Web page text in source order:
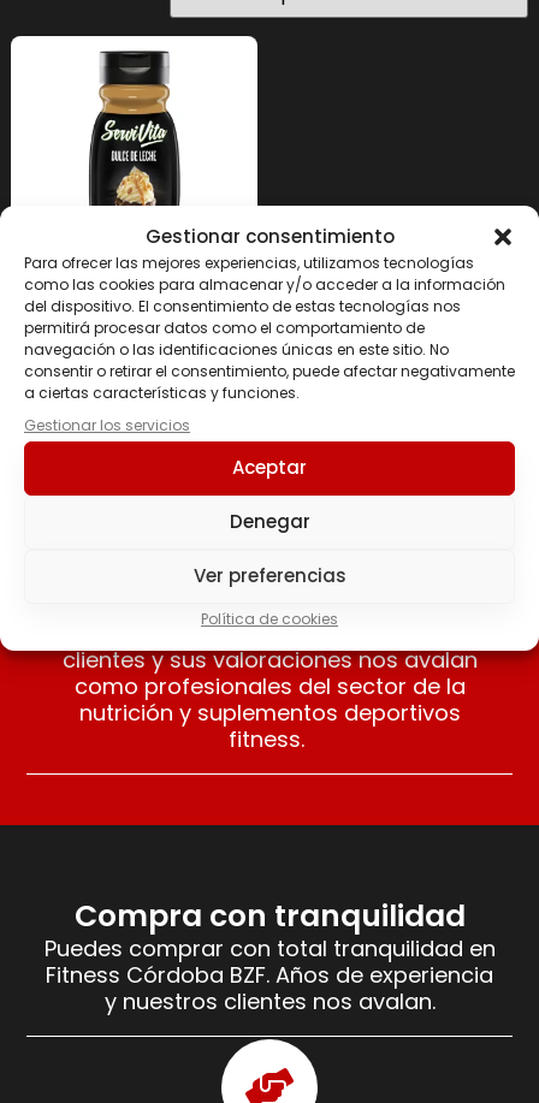
Gestionar consentimiento
Para ofrecer las mejores experiencias, utilizamos tecnologías
como las cookies para almacenar y/o acceder a la información
del dispositivo. El consentimiento de estas tecnologías nos
permitirá procesar datos como el comportamiento de
navegación o las identificaciones únicas en este sitio. No
consentir o retirar el consentimiento, puede afectar negativamente
a ciertas características y funciones.
Gestionar los servicios
Aceptar
Denegar
Ver preferencias
Política de cookies
SALSA ZERO 320 ML
Dulce de leche
SERVIVITA
3.90€
Añadir al carrito
Nuestros clientes opinan
Apreciamos las opiniones de nuestros
clientes y sus valoraciones nos avalan
como profesionales del sector de la
nutrición y suplementos deportivos
fitness.
Compra con tranquilidad
Puedes comprar con total tranquilidad en
Fitness Córdoba BZF. Años de experiencia
y nuestros clientes nos avalan.